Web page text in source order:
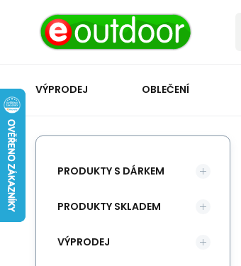
VÝPRODEJ OBLEČENÍ
PRODUKTY S DÁRKEM
PRODUKTY SKLADEM
VÝPRODEJ